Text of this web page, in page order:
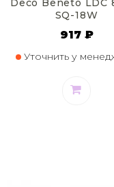
Deco Beneto LDC
SQ-18W
917 ₽
Уточнить у